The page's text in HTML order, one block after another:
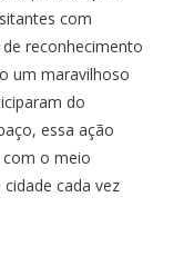
com
reconhecimento
um maravilhoso
do
essa ação
o meio
cada vez